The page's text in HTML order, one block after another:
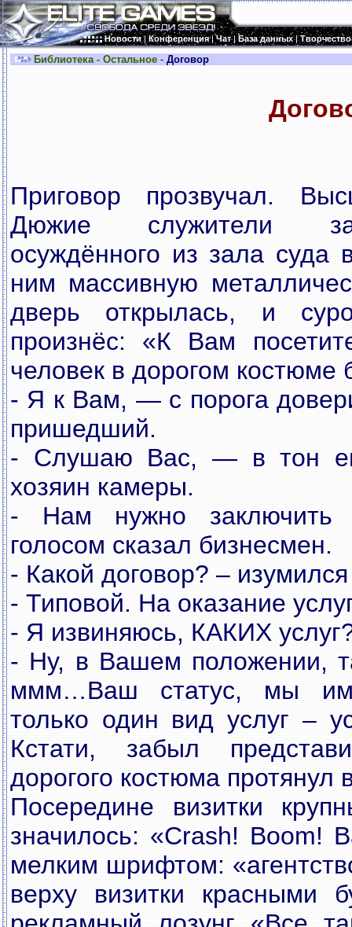
Новости|Конференция|Чат|База данных|Творчество
Библиотека - Остальное - Договор
Приговор прозвучал.
Дюжие служители
осуждённого из зала суда
ним массивную
дверь открылась, и
произнёс: «К Вам
человек в дорогом костюме
- Я к Вам, — с порога
пришедший.
- Слушаю Вас, — в тон
хозяин камеры.
- Нам нужно
голосом сказал бизнесмен.
- Какой договор? – изумился
- Типовой. На оказание
- Я извиняюсь, КАКИХ
- Ну, в Вашем положении,
ммм…Ваш статус, мы
только один вид услуг –
Кстати, забыл
дорогого костюма протянул
Посередине визитки
значилось: «Crash! Boom!
мелким шрифтом:
верху визитки красными